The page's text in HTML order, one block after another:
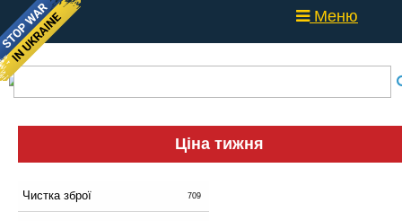
Меню
Ціна тижня
Чистка зброї 709